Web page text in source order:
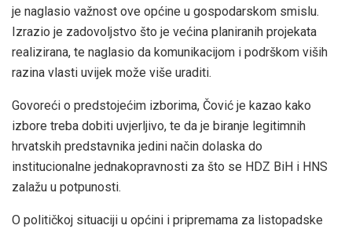
je naglasio važnost ove općine u gospodarskom smislu.
Izrazio je zadovoljstvo što je većina planiranih projekata
realizirana, te naglasio da komunikacijom i podrškom viših
razina vlasti uvijek može više uraditi.
Govoreći o predstojećim izborima, Čović je kazao kako
izbore treba dobiti uvjerljivo, te da je biranje legitimnih
hrvatskih predstavnika jedini način dolaska do
institucionalne jednakopravnosti za što se HDZ BiH i HNS
zalažu u potpunosti.
O političkoj situaciji u općini i pripremama za listopadske